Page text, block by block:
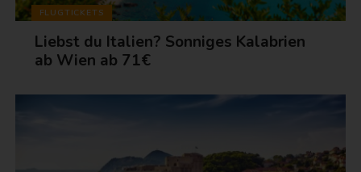
FLUGTICKETS
Liebst du Italien? Sonniges Kalabrien
ab Wien ab 71€